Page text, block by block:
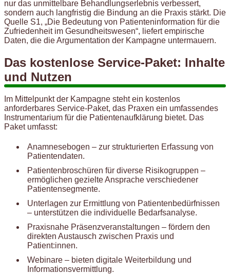
nur das unmittelbare Behandlungserlebnis verbessert,
sondern auch langfristig die Bindung an die Praxis stärkt. Die
Quelle S1, „Die Bedeutung von Patienteninformation für die
Zufriedenheit im Gesundheitswesen“, liefert empirische
Daten, die die Argumentation der Kampagne untermauern.
Das kostenlose Service-Paket: Inhalte
und Nutzen
Im Mittelpunkt der Kampagne steht ein kostenlos
anforderbares Service-Paket, das Praxen ein umfassendes
Instrumentarium für die Patientenaufklärung bietet. Das
Paket umfasst:
Anamnesebogen – zur strukturierten Erfassung von
Patientendaten.
Patientenbroschüren für diverse Risikogruppen –
ermöglichen gezielte Ansprache verschiedener
Patientensegmente.
Unterlagen zur Ermittlung von Patientenbedürfnissen
– unterstützen die individuelle Bedarfsanalyse.
Praxisnahe Präsenzveranstaltungen – fördern den
direkten Austausch zwischen Praxis und
Patient:innen.
Webinare – bieten digitale Weiterbildung und
Informationsvermittlung.